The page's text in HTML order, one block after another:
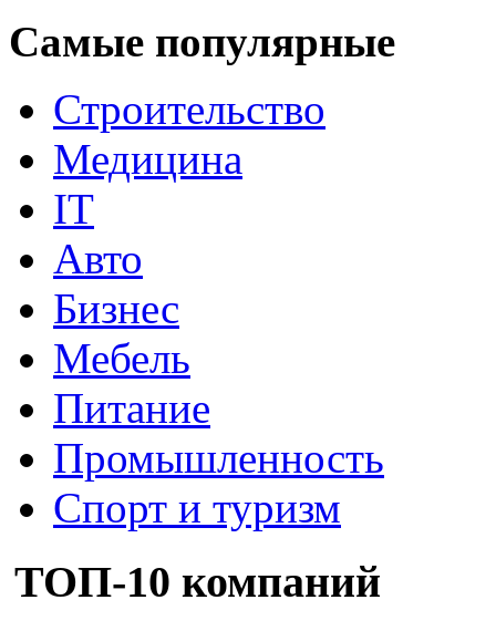
Самые популярные
Строительство
Медицина
IT
Авто
Бизнес
Мебель
Питание
Промышленность
Спорт и туризм
ТОП-10 компаний